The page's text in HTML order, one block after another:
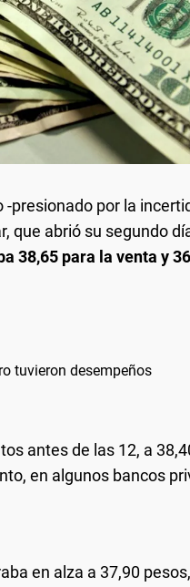
-presionado por la
que abrió su segundo
38,65 para la venta y
tuvieron desempeños
antes de las 12, a
en algunos bancos
en alza a 37,90